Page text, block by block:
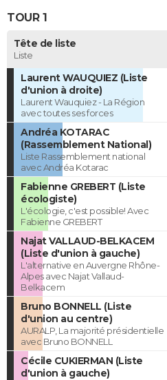
TOUR 1
Tête de liste
Liste
Laurent WAUQUIEZ (Liste
d'union à droite)
Laurent Wauquiez - La Région
avec toutes ses forces
Andréa KOTARAC
(Rassemblement National)
Liste Rassemblement national
avec Andréa Kotarac
Fabienne GREBERT (Liste
écologiste)
L'écologie, c'est possible! Avec
Fabienne GREBERT
Najat VALLAUD-BELKACEM
(Liste d'union à gauche)
L'alternative en Auvergne Rhône-
Alpes avec Najat Vallaud-
Belkacem
Bruno BONNELL (Liste
d'union au centre)
AURALP, La majorité présidentielle
avec Bruno BONNELL
Cécile CUKIERMAN (Liste
d'union à gauche)